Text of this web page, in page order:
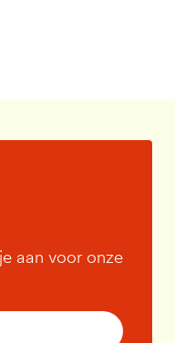
aan voor onze